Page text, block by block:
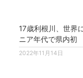
17歳利根川、世界
ニア年代で県内初
2022年11月14日